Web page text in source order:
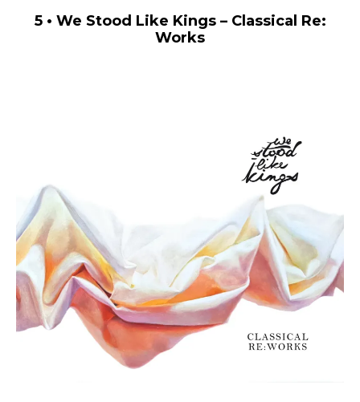
5 • We Stood Like Kings – Classical Re​:​
Works